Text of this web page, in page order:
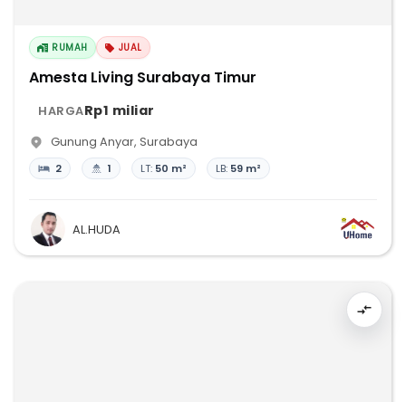
RUMAH JUAL
Amesta Living Surabaya Timur
HARGARp1 miliar
Gunung Anyar, Surabaya
2 1 LT: 50 m² LB: 59 m²
AL.HUDA